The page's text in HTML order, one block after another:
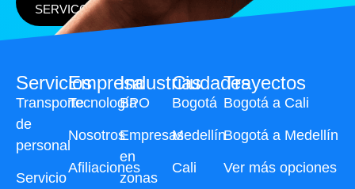
SERVICO
Servicios
Transporte
de
personal
Servicio
Industrias
BPO
Empresas
en
zonas
Ciudades
Bogotá
Medellín
Cali
Trayectos
Bogotá a Cali
Bogotá a Medellín
Ver más opciones
Empresa
Tecnología
Nosotros
Afiliaciones